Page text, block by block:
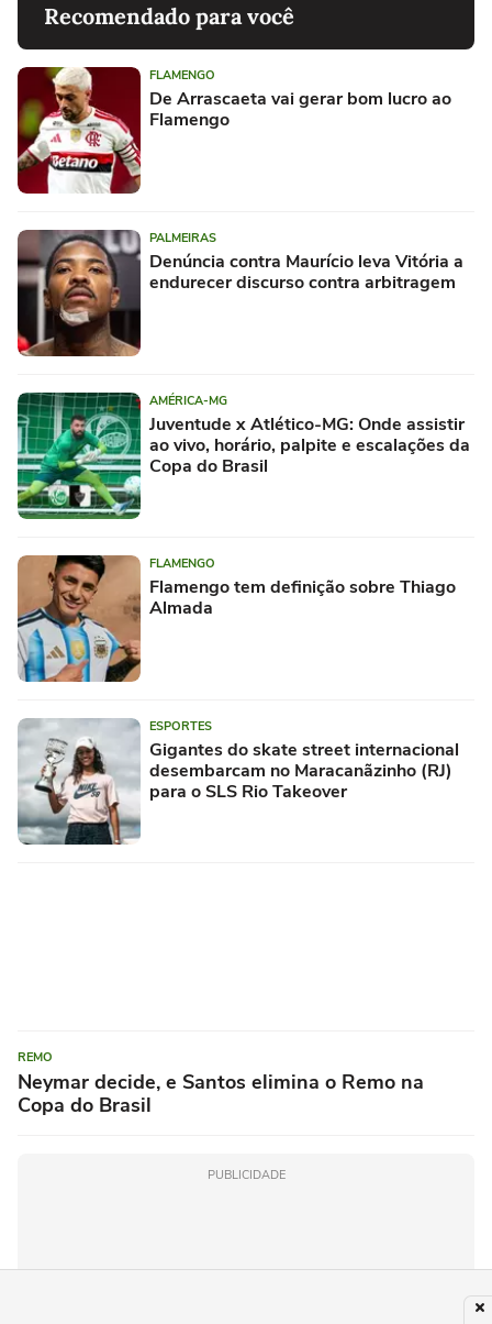
Recomendado para você
FLAMENGO
De Arrascaeta vai gerar bom lucro ao
Flamengo
PALMEIRAS
Denúncia contra Maurício leva Vitória a
endurecer discurso contra arbitragem
AMÉRICA-MG
Juventude x Atlético-MG: Onde assistir
ao vivo, horário, palpite e escalações da
Copa do Brasil
FLAMENGO
Flamengo tem definição sobre Thiago
Almada
ESPORTES
Gigantes do skate street internacional
desembarcam no Maracanãzinho (RJ)
para o SLS Rio Takeover
REMO
Neymar decide, e Santos elimina o Remo na
Copa do Brasil
PUBLICIDADE